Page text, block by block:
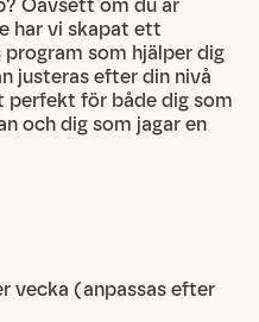
Oavsett om du är
har vi skapat ett
som hjälper dig
justeras efter din nivå
perfekt för både dig som
och dig som jagar en
vecka (anpassas efter